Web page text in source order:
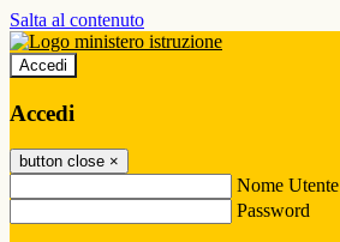
Salta al contenuto
Accedi
Accedi
button close ×
Nome Utente
Password